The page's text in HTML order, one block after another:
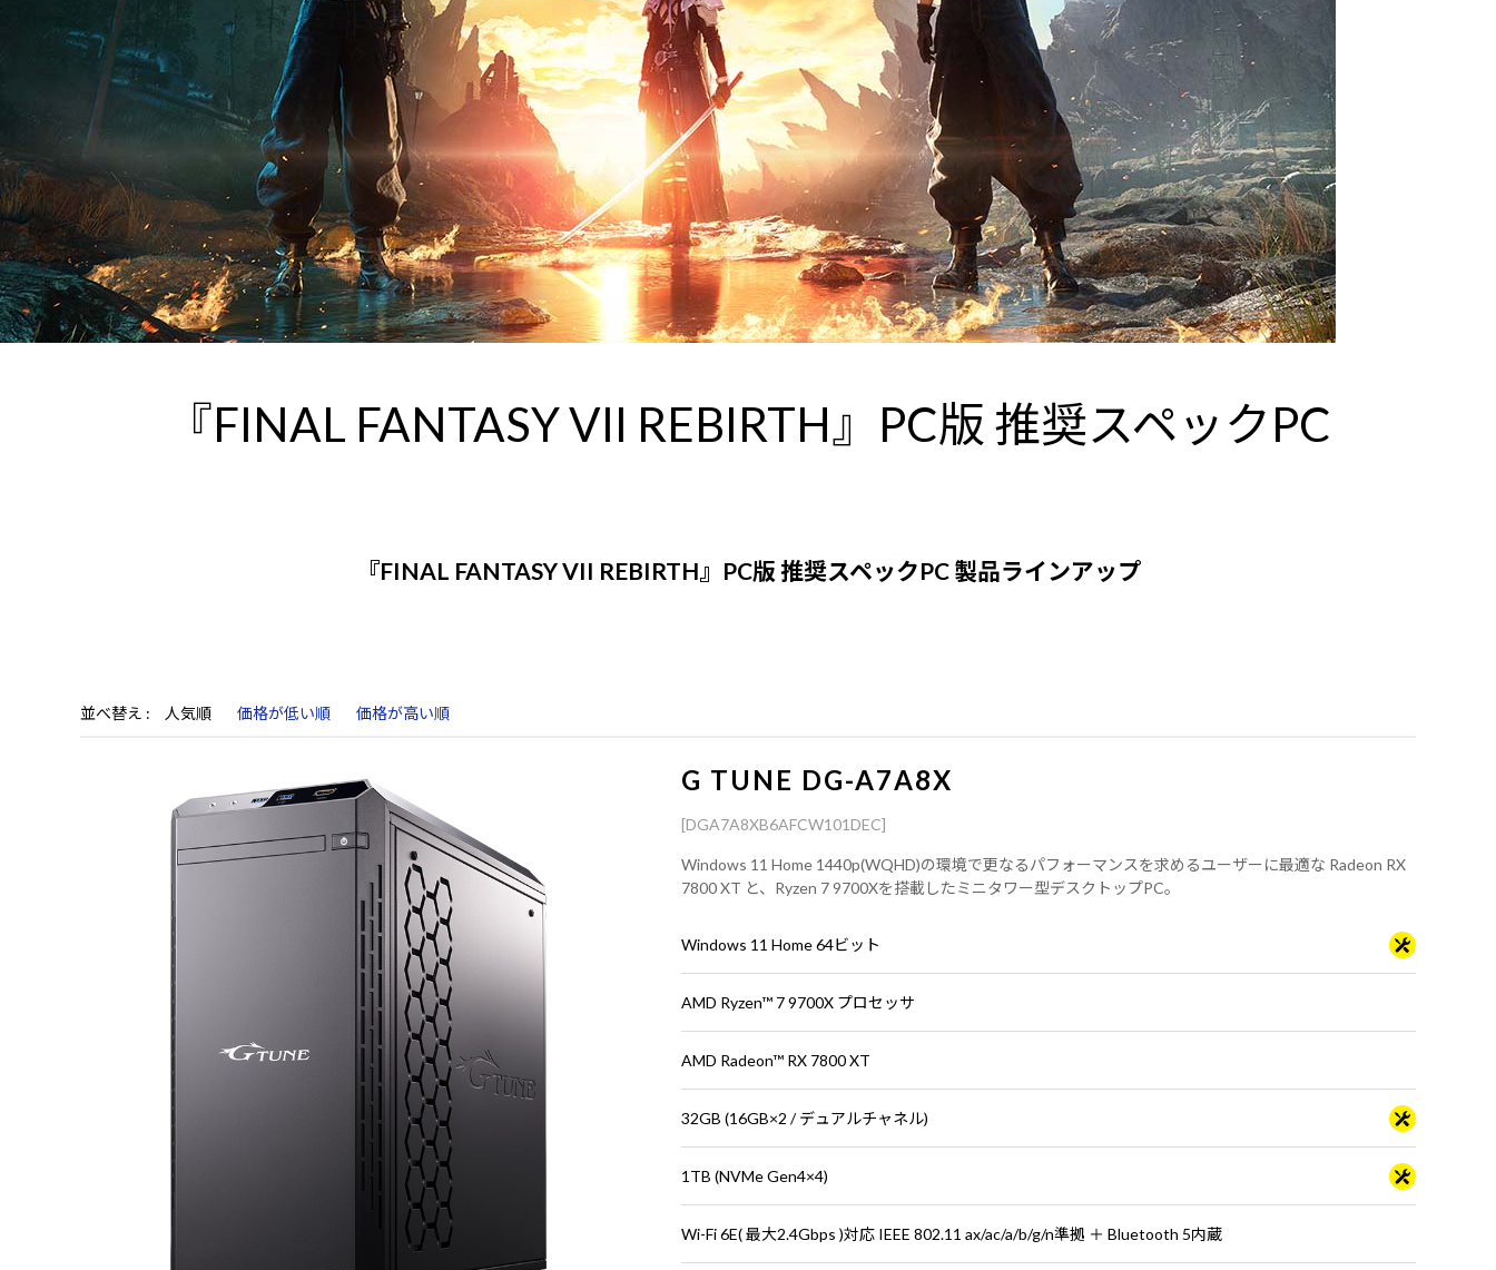
『FINAL FANTASY VII REBIRTH』PC版 推奨スペックPC
『FINAL FANTASY VII REBIRTH』PC版 推奨スペックPC 製品ラインアップ
並べ替え 人気順 価格が低い順 価格が高い順
G TUNE DG-A7A8X
[DGA7A8XB6AFCW101DEC]
Windows 11 Home 1440p(WQHD)の環境で更なるパフォーマンスを求めるユーザーに最適な Radeon RX
7800 XT と、Ryzen 7 9700Xを搭載したミニタワー型デスクトップPC。
Windows 11 Home 64ビット
AMD Ryzen™ 7 9700X プロセッサ
AMD Radeon™ RX 7800 XT
32GB (16GB×2 / デュアルチャネル)
1TB (NVMe Gen4×4)
Wi-Fi 6E( 最大2.4Gbps )対応 IEEE 802.11 ax/ac/a/b/g/n準拠 ＋ Bluetooth 5内蔵